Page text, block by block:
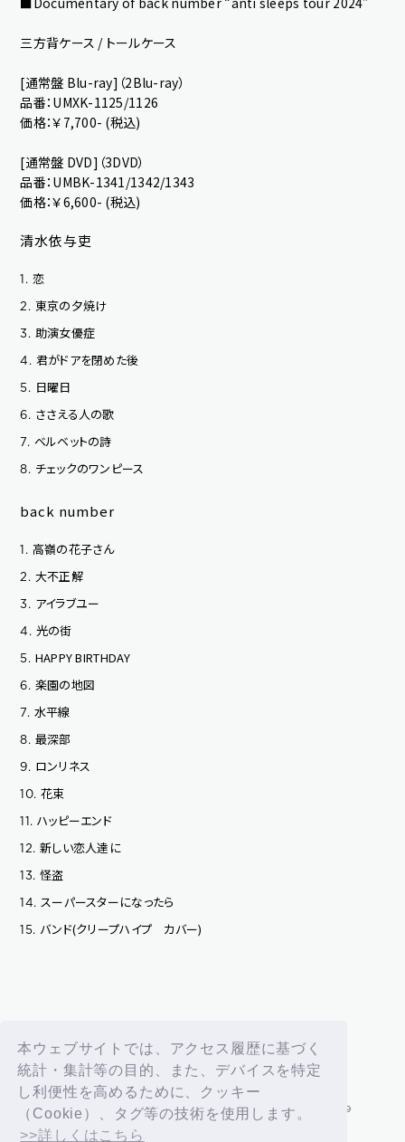
本ウェブサイトでは、アクセス履歴に基づく
統計・集計等の目的、また、デバイスを特定
し利便性を高めるために、クッキー
（Cookie）、タグ等の技術を使用します。
>>詳しくはこちら
OK
三方背ケース / トールケース
[通常盤 Blu-ray]（2Blu-ray）
品番：UMXK-1125/1126
価格：￥7,700- (税込)
[通常盤 DVD]（3DVD）
品番：UMBK-1341/1342/1343
価格：￥6,600- (税込)
清水依与吏
1. 恋
2. 東京の夕焼け
3. 助演女優症
4. 君がドアを閉めた後
5. 日曜日
6. ささえる人の歌
7. ベルベットの詩
8. チェックのワンピース
back number
1. 高嶺の花子さん
2. 大不正解
3. アイラブユー
4. 光の街
5. HAPPY BIRTHDAY
6. 楽園の地図
7. 水平線
8. 最深部
9. ロンリネス
10. 花束
11. ハッピーエンド
12. 新しい恋人達に
13. 怪盗
14. スーパースターになったら
15. バンド(クリープハイプ カバー)